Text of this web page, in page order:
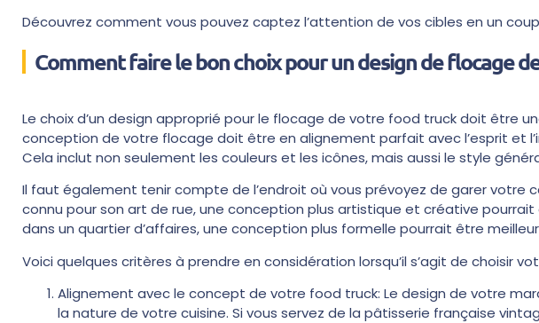
Découvrez comment vous pouvez captez l’attention de vos cibles en un
Comment faire le bon choix pour un design de flocage
Le choix d’un design approprié pour le flocage de votre food truck doit être
conception de votre flocage doit être en alignement parfait avec l’esprit et
Cela inclut non seulement les couleurs et les icônes, mais aussi le style
Il faut également tenir compte de l’endroit où vous prévoyez de garer votre
connu pour son art de rue, une conception plus artistique et créative
dans un quartier d’affaires, une conception plus formelle pourrait être
Voici quelques critères à prendre en considération lorsqu’il s’agit de choisir
Alignement avec le concept de votre food truck: Le design de votre
la nature de votre cuisine. Si vous servez de la pâtisserie française